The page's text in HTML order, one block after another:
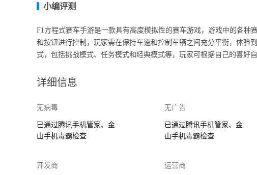
小编评测
F1方程式赛车手游是一款具有高度模拟性的赛车游戏，游戏中的各种
和按钮进行控制，玩家需在保持车速和控制车辆之间充分平衡，体验
式，包括挑战模式、任务模式和经典模式等，玩家可根据自己的喜好
详细信息
无病毒
已通过腾讯手机管家、金
山手机毒霸检查
无广告
已通过腾讯手机管家、金
山手机毒霸检查
开发商 运营商